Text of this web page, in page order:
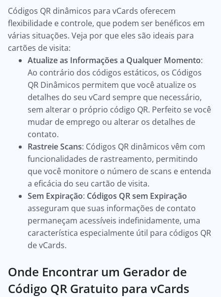
Códigos QR dinâmicos para vCards oferecem
flexibilidade e controle, que podem ser benéficos em
várias situações. Veja por que eles são ideais para
cartões de visita:
Atualize as Informações a Qualquer Momento:
Ao contrário dos códigos estáticos, os Códigos
QR Dinâmicos permitem que você atualize os
detalhes do seu vCard sempre que necessário,
sem alterar o próprio código QR. Perfeito se você
mudar de emprego ou alterar os detalhes de
contato.
Rastreie Scans: Códigos QR dinâmicos vêm com
funcionalidades de rastreamento, permitindo
que você monitore o número de scans e entenda
a eficácia do seu cartão de visita.
Sem Expiração: Códigos QR sem Expiração
asseguram que suas informações de contato
permaneçam acessíveis indefinidamente, uma
característica especialmente útil para códigos QR
de vCards.
Onde Encontrar um Gerador de
Código QR Gratuito para vCards